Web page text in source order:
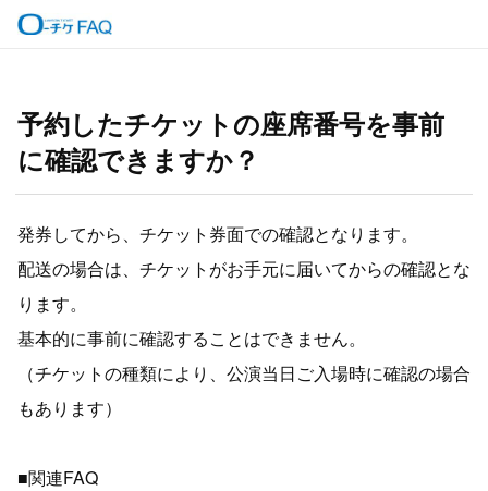
予約したチケットの座席番号を事前
に確認できますか？
発券してから、チケット券面での確認となります。
配送の場合は、チケットがお手元に届いてからの確認とな
ります。
基本的に事前に確認することはできません。
（チケットの種類により、公演当日ご入場時に確認の場合
もあります）
■関連FAQ